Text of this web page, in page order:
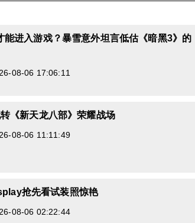
能进入游戏？暴雪意外坦言低估《暗黑3》的
08-06 17:06:11
《新天龙八部》荣耀战场
08-06 11:11:49
抢先看试装照惊艳
08-06 02:22:44